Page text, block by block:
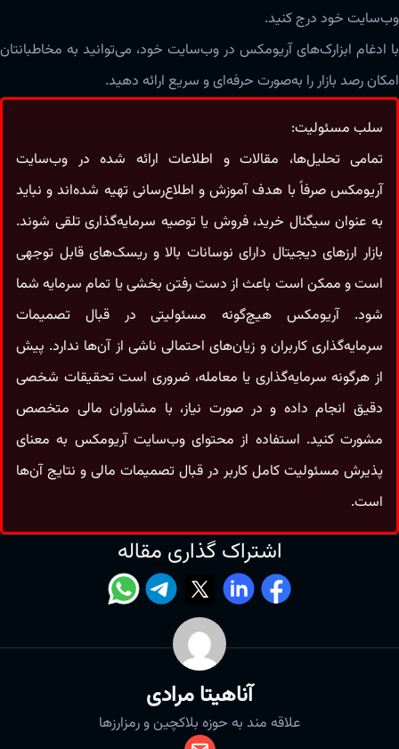
وب‌سایت خود درج کنید.
با ادغام ابزارک‌های آریومکس در وب‌سایت خود، می‌توانید به مخاطبانتان
امکان رصد بازار را به‌صورت حرفه‌ای و سریع ارائه دهید.
سلب مسئولیت:
تمامی تحلیل‌ها، مقالات و اطلاعات ارائه شده در وب‌سایت
آریومکس صرفاً با هدف آموزش و اطلاع‌رسانی تهیه شده‌اند و نباید
به‌ عنوان سیگنال خرید، فروش یا توصیه سرمایه‌گذاری تلقی شوند.
بازار ارزهای دیجیتال دارای نوسانات بالا و ریسک‌های قابل‌ توجهی
است و ممکن است باعث از دست رفتن بخشی یا تمام سرمایه شما
شود. آریومکس هیچ‌گونه مسئولیتی در قبال تصمیمات
سرمایه‌گذاری کاربران و زیان‌های احتمالی ناشی از آن‌ها ندارد. پیش
از هرگونه سرمایه‌گذاری یا معامله، ضروری است تحقیقات شخصی
دقیق انجام داده و در صورت نیاز، با مشاوران مالی متخصص
مشورت کنید. استفاده از محتوای وب‌سایت آریومکس به معنای
پذیرش مسئولیت کامل کاربر در قبال تصمیمات مالی و نتایج آن‌ها
است.
اشتراک گذاری مقاله
آناهیتا مرادی
علاقه مند به حوزه بلاکچین و رمزارزها